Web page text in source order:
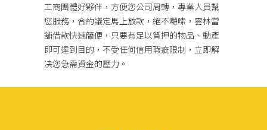
工商團體好夥伴，方便您公司周轉，專業人員幫
您服務，合約議定馬上放款，絕不囉嗦， 雲林當
舖借款快速簡便，只要有足以質押的物品、動產
即可達到目的，不受任何信用瑕疵限制，立即解
决您急需資金的壓力。